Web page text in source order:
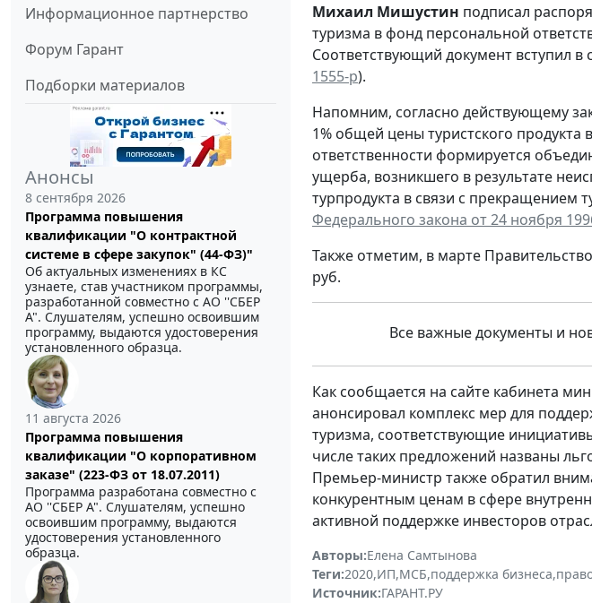
Информационное партнерство
Форум Гарант
Подборки материалов
Анонсы
8 сентября 2026
Программа повышения
квалификации "О контрактной
системе в сфере закупок" (44-ФЗ)"
Об актуальных изменениях в КС
узнаете, став участником программы,
разработанной совместно с АО ''СБЕР
А". Слушателям, успешно освоившим
программу, выдаются удостоверения
установленного образца.
11 августа 2026
Программа повышения
квалификации "О корпоративном
заказе" (223-ФЗ от 18.07.2011)
Программа разработана совместно с
АО ''СБЕР А". Слушателям, успешно
освоившим программу, выдаются
удостоверения установленного
образца.
Михаил Мишустин подписал
туризма в фонд персональной
Соответствующий документ вступил в
1555-р).
Напомним, согласно действующему
1% общей цены туристского
ответственности формируется
ущерба, возникшего в результате
турпродукта в связи с прекращением
Федерального закона от 24 ноября
Также отметим, в марте
руб.
Все важные документы и
Как сообщается на сайте кабинета
анонсировал комплекс мер для
туризма, соответствующие
числе таких предложений названы
Премьер-министр также обратил
конкурентным ценам в сфере
активной поддержке инвесторов
Авторы:Елена Самтынова
Теги:2020,ИП,МСБ,поддержка бизнеса,
Источник:ГАРАНТ.РУ